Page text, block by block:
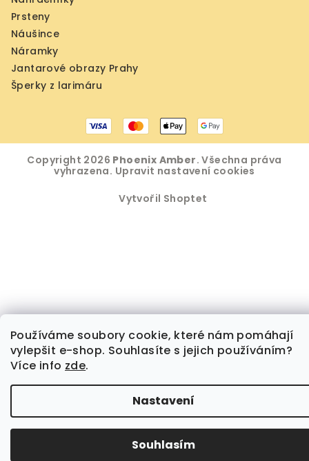
Používáme soubory cookie, které nám pomáhají
vylepšit e-shop. Souhlasíte s jejich používáním?
Více info zde.
Nastavení
Souhlasím
Prsteny
Náušince
Náramky
Jantarové obrazy Prahy
Šperky z larimáru
Copyright 2026 Phoenix Amber. Všechna práva
vyhrazena. Upravit nastavení cookies
Vytvořil Shoptet